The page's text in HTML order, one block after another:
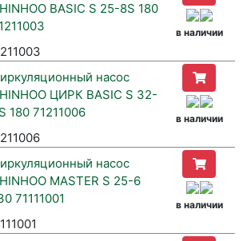
BASIC S 25-8S 180
в наличии
насос
ЦИРК BASIC S 32-
180 71211006
в наличии
насос
MASTER S 25-6
71111001
в наличии